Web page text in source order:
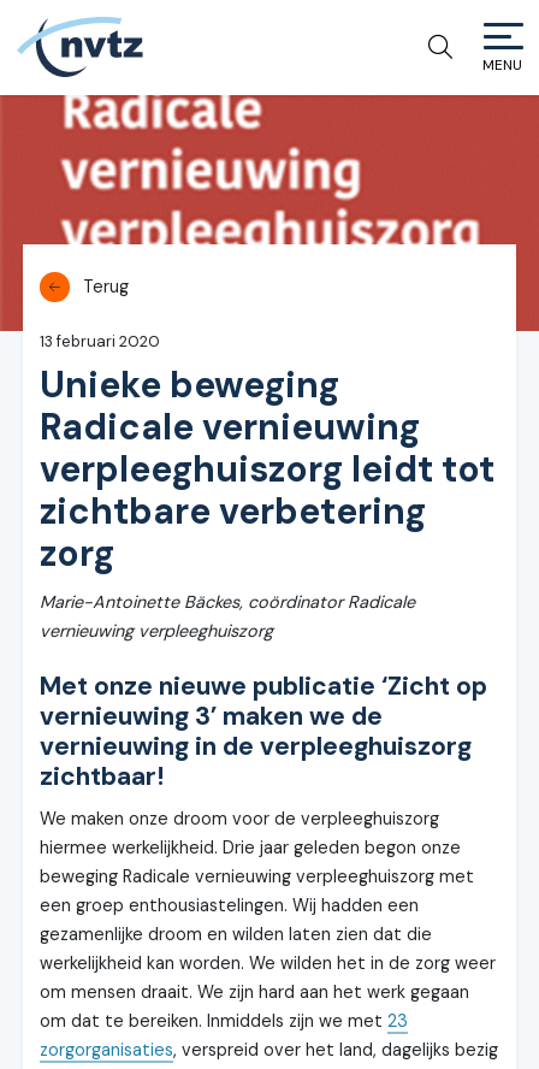
NVTZ
MENU
Terug
13 februari 2020
Unieke beweging
Radicale vernieuwing
verpleeghuiszorg leidt tot
zichtbare verbetering
zorg
Marie-Antoinette Bäckes, coördinator Radicale
vernieuwing verpleeghuiszorg
Met onze nieuwe publicatie ‘Zicht op
vernieuwing 3’ maken we de
vernieuwing in de verpleeghuiszorg
zichtbaar!
We maken onze droom voor de verpleeghuiszorg
hiermee werkelijkheid. Drie jaar geleden begon onze
beweging Radicale vernieuwing verpleeghuiszorg met
een groep enthousiastelingen. Wij hadden een
gezamenlijke droom en wilden laten zien dat die
werkelijkheid kan worden. We wilden het in de zorg weer
om mensen draait. We zijn hard aan het werk gegaan
om dat te bereiken. Inmiddels zijn we met23
zorgorganisaties, verspreid over het land, dagelijks bezig